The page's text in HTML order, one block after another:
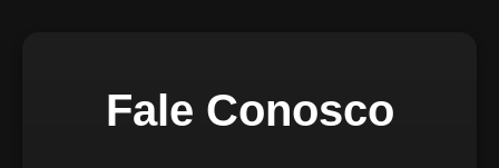
Fale Conosco